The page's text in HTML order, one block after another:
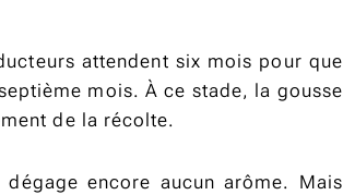
attendent six mois pour que
mois. À ce stade, la gousse
de la récolte.
encore aucun arôme. Mais